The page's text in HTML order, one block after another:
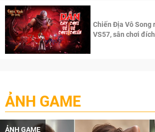
Chiến Địa Vô Song
VS57, sân chơi
ẢNH GAME
ẢNH GAME